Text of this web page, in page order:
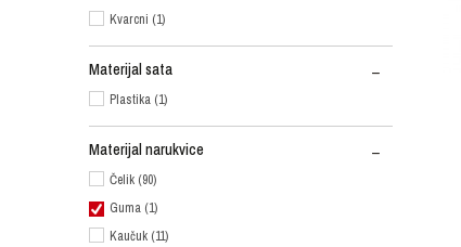
Kvarcni (1)
Materijal sata
Plastika (1)
Materijal narukvice
Čelik (90)
Guma (1)
Kaučuk (11)